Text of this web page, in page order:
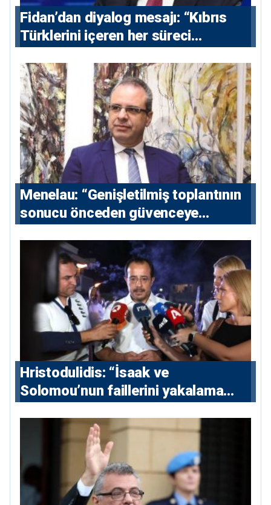
Fidan’dan diyalog mesajı: “Kıbrıs
Türklerini içeren her süreci
Menelau: “Genişletilmiş toplantının
sonucu önceden güvenceye
Hristodulidis: “İsaak ve
Solomou’nun faillerini yakalama
ve 5 uluslararası tutuklama emri
çıkarıldı”